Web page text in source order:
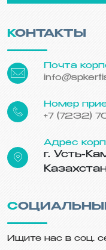
КОНТАКТЫ
Почта
Номер
+7 (7232)
Адрес
г. Усть-
Ищите нас в соц.